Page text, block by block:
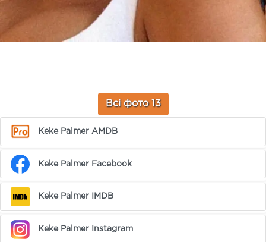
Всі фото 13
Keke Palmer AMDB
Keke Palmer Facebook
Keke Palmer IMDB
Keke Palmer Instagram